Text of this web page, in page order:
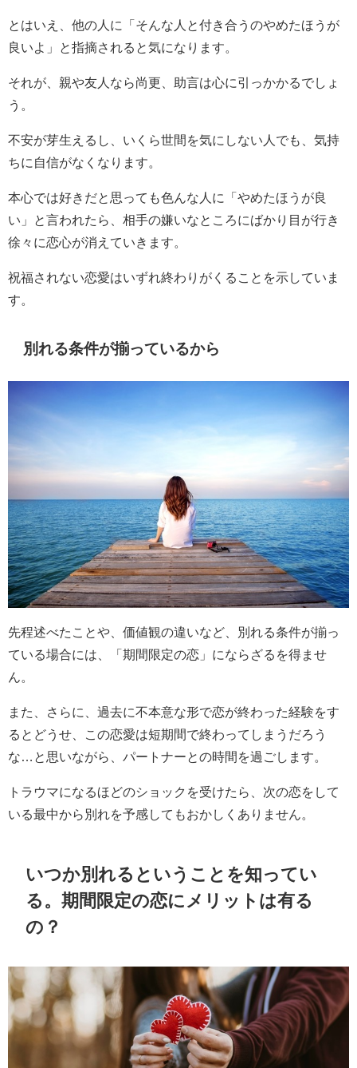
とはいえ、他の人に「そんな人と付き合うのやめたほうが
良いよ」と指摘されると気になります。
それが、親や友人なら尚更、助言は心に引っかかるでしょ
う。
不安が芽生えるし、いくら世間を気にしない人でも、気持
ちに自信がなくなります。
本心では好きだと思っても色んな人に「やめたほうが良
い」と言われたら、相手の嫌いなところにばかり目が行き
徐々に恋心が消えていきます。
祝福されない恋愛はいずれ終わりがくることを示していま
す。
別れる条件が揃っているから
先程述べたことや、価値観の違いなど、別れる条件が揃っ
ている場合には、「期間限定の恋」にならざるを得ませ
ん。
また、さらに、過去に不本意な形で恋が終わった経験をす
るとどうせ、この恋愛は短期間で終わってしまうだろう
な…と思いながら、パートナーとの時間を過ごします。
トラウマになるほどのショックを受けたら、次の恋をして
いる最中から別れを予感してもおかしくありません。
いつか別れるということを知ってい
る。期間限定の恋にメリットは有る
の？